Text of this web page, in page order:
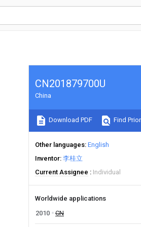
CN201879700U
China
Download PDF Find
Other languages English
Inventor 李桂立
Current Assignee
Individual
Worldwide applications
2010
CN